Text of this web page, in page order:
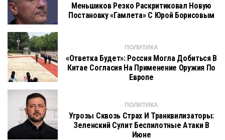
Меньшиков Резко Раскритиковал Новую
Постановку «Гамлета» С Юрой Борисовым
ПОЛИТИКА
«Ответка Будет»: Россия Могла Добиться В
Китае Согласия На Применение Оружия По
Европе
ПОЛИТИКА
Угрозы Сквозь Страх И Транквилизаторы:
Зеленский Сулит Беспилотные Атаки В
Июне